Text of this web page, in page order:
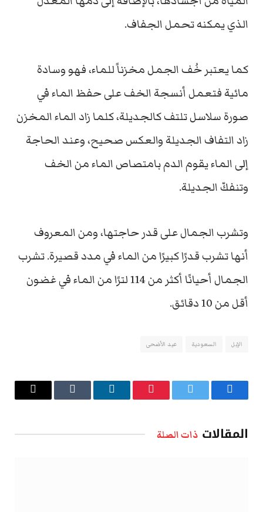
الذي يمكنه تحمل الجفاف.
كما يعتبر خُف الجمل مخزناً للماء، فهو وسادة
مائية فتعمل أنسجة الخف على حفظ الماء في
صورة سلاسل تلتف كالجديلة، كلما زاد الماء المخزن
زاد التفاف الجديلة والعكس صحيح، وعند الحاجة
إلى الماء يقوم الدم بامتصاص الماء من الخف
وتنفكّ الجديلة.
وتشرب الجمال على قدر حاجتها، ومن المعروف
أنها تشرب قدرًا كبيرًا من الماء في مدد قصيرة. تشرب
الجمال أحيانًا أكثر من 114 لترًا من الماء في غضون
أقل من 10 دقائق.
الإبل السعودية عيد الأضحى
فيسبوك تويتر بينتيريستلينكدإن Tumblr
البريد
المقالات ذات الصلة